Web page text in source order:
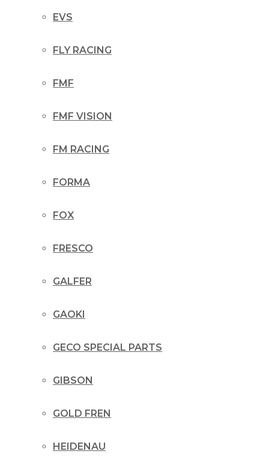
EVS
FLY RACING
FMF
FMF VISION
FM RACING
FORMA
FOX
FRESCO
GALFER
GAOKI
GECO SPECIAL PARTS
GIBSON
GOLD FREN
HEIDENAU